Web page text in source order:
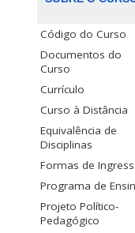
Código do Curso
Documentos do
Curso
Currículo
Curso à Distância
Equivalência de
Disciplinas
Formas de
Programa de
Projeto Político-
Pedagógico